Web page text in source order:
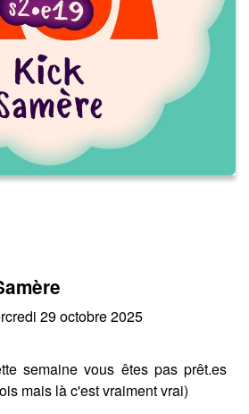
29 octobre 2025
semaine vous êtes pas prêt.es
mais là c'est vraiment vrai)